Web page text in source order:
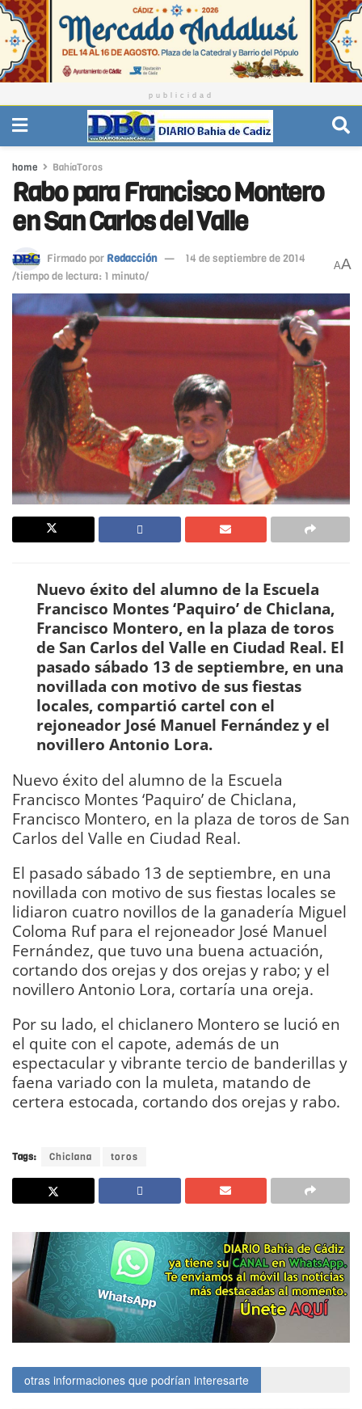
publicidad
home BahíaToros
Rabo para Francisco Montero
en San Carlos del Valle
Firmado por Redacción
14 de septiembre de 2014
/tiempo de lectura: 1 minuto/
AA
Nuevo éxito del alumno de la Escuela
Francisco Montes ‘Paquiro’ de Chiclana,
Francisco Montero, en la plaza de toros
de San Carlos del Valle en Ciudad Real. El
pasado sábado 13 de septiembre, en una
novillada con motivo de sus fiestas
locales, compartió cartel con el
rejoneador José Manuel Fernández y el
novillero Antonio Lora.
Nuevo éxito del alumno de la Escuela
Francisco Montes ‘Paquiro’ de Chiclana,
Francisco Montero, en la plaza de toros de San
Carlos del Valle en Ciudad Real.
El pasado sábado 13 de septiembre, en una
novillada con motivo de sus fiestas locales se
lidiaron cuatro novillos de la ganadería Miguel
Coloma Ruf para el rejoneador José Manuel
Fernández, que tuvo una buena actuación,
cortando dos orejas y dos orejas y rabo; y el
novillero Antonio Lora, cortaría una oreja.
Por su lado, el chiclanero Montero se lució en
el quite con el capote, además de un
espectacular y vibrante tercio de banderillas y
faena variado con la muleta, matando de
certera estocada, cortando dos orejas y rabo.
Tags: Chiclana toros
otras informaciones que podrían interesarte